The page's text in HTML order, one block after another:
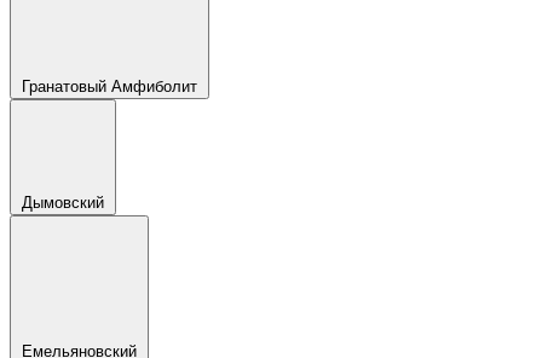
Гранатовый Амфиболит
Дымовский
Емельяновский